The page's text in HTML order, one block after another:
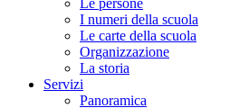
Le persone
I numeri della scuola
Le carte della scuola
Organizzazione
La storia
Servizi
Panoramica